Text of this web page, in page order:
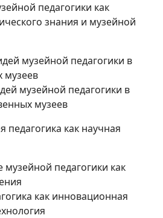
педагогики как
знания и музейной
музейной педагогики в
музеев
музейной педагогики в
музеев
педагогика как научная
педагогики как
как инновационная